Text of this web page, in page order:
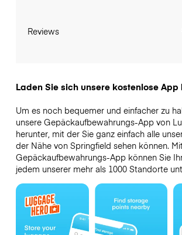
Reviews
Laden Sie sich unsere kostenlose App
Um es noch bequemer und einfacher zu
unsere Gepäckaufbewahrungs-App von
herunter, mit der Sie ganz einfach alle
der Nähe von Springfield sehen können.
Gepäckaufbewahrungs-App können Sie
jedem unserer mehr als 1000 Standorte